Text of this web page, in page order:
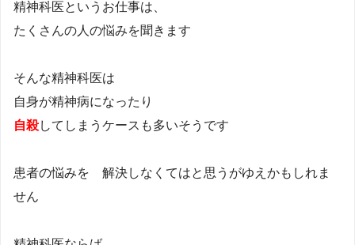
精神科医というお仕事は、
たくさんの人の悩みを聞きます
そんな精神科医は
自身が精神病になったり
自殺してしまうケースも多いそうです
患者の悩みを 解決しなくてはと思うがゆえかもしれま
せん